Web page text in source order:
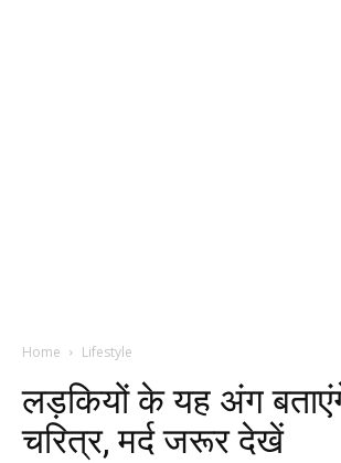
Home Lifestyle
लड़कियों के यह अंग
चरित्र, मर्द जरूर देखें